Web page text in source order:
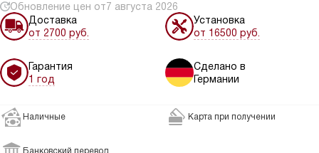
Обновление цен от7 августа 2026
Доставка
от 2700 руб.
Установка
от 16500 руб.
Гарантия
1 год
Сделано в
Германии
Наличные Карта при получении
Банковский перевод